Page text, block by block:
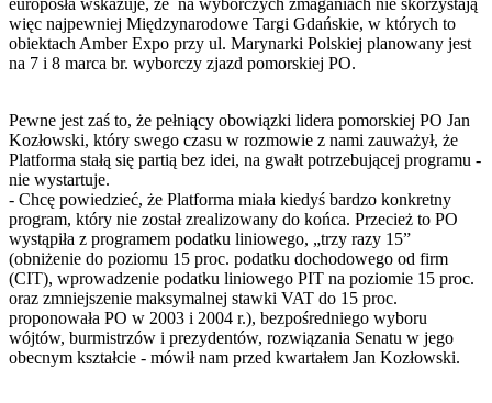
więc najpewniej Międzynarodowe Targi Gdańskie, w których to
obiektach Amber Expo przy ul. Marynarki Polskiej planowany jest
na 7 i 8 marca br. wyborczy zjazd pomorskiej PO.
Pewne jest zaś to, że pełniący obowiązki lidera pomorskiej PO Jan
Kozłowski, który swego czasu w rozmowie z nami zauważył, że
Platforma stałą się partią bez idei, na gwałt potrzebującej programu -
nie wystartuje.
- Chcę powiedzieć, że Platforma miała kiedyś bardzo konkretny
program, który nie został zrealizowany do końca. Przecież to PO
wystąpiła z programem podatku liniowego, „trzy razy 15”
(obniżenie do poziomu 15 proc. podatku dochodowego od firm
(CIT), wprowadzenie podatku liniowego PIT na poziomie 15 proc.
oraz zmniejszenie maksymalnej stawki VAT do 15 proc.
proponowała PO w 2003 i 2004 r.), bezpośredniego wyboru
wójtów, burmistrzów i prezydentów, rozwiązania Senatu w jego
obecnym kształcie - mówił nam przed kwartałem Jan Kozłowski.